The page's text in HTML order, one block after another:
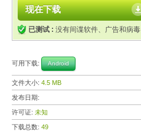
现在下载
已测试 : 没有间谍软件、广告和病毒
可用下载: Android
文件大小: 4.5 MB
发布日期:
许可证: 未知
下载总数: 49